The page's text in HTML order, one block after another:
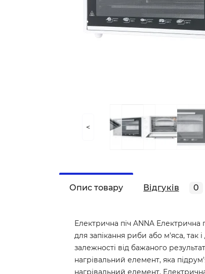
<
Опис товару Відгуків 0
Електрична піч ANNA Електрична
для запікання риби або м'яса, так
залежності від бажаного
нагрівальний елемент, яка
нагрівальний елемент.